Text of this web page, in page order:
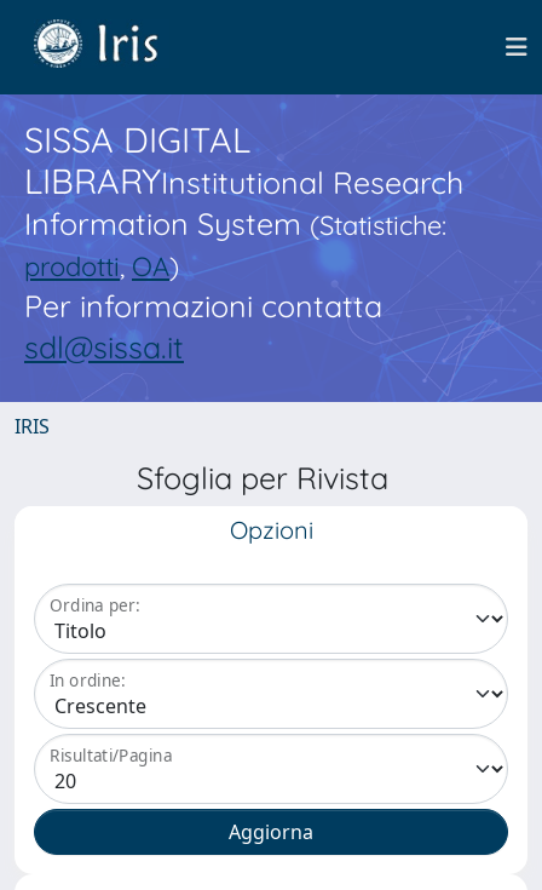
SISSA DIGITAL
LIBRARYInstitutional Research
Information System(Statistiche:
prodotti,OA)
Per informazioni contatta
sdl@sissa.it
IRIS
Sfoglia per Rivista
Opzioni
Ordina per:
In ordine:
Risultati/Pagina